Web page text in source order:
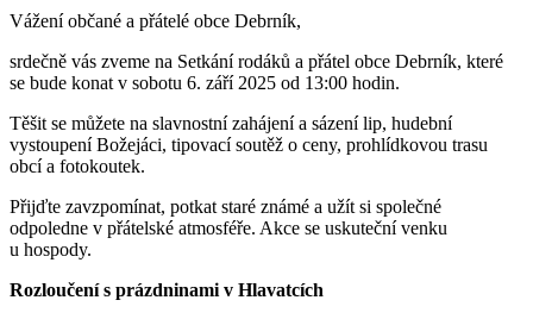
Vážení občané a přátelé obce Debrník,
srdečně vás zveme na Setkání rodáků a přátel obce Debrník, které
se bude konat v sobotu 6. září 2025 od 13:00 hodin.
Těšit se můžete na slavnostní zahájení a sázení lip, hudební
vystoupení Božejáci, tipovací soutěž o ceny, prohlídkovou trasu
obcí a fotokoutek.
Přijďte zavzpomínat, potkat staré známé a užít si společné
odpoledne v přátelské atmosféře. Akce se uskuteční venku
u hospody.
Rozloučení s prázdninami v Hlavatcích